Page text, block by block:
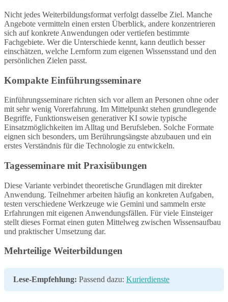
Nicht jedes Weiterbildungsformat verfolgt dasselbe Ziel. Manche
Angebote vermitteln einen ersten Überblick, andere konzentrieren
sich auf konkrete Anwendungen oder vertiefen bestimmte
Fachgebiete. Wer die Unterschiede kennt, kann deutlich besser
einschätzen, welche Lernform zum eigenen Wissensstand und den
persönlichen Zielen passt.
Kompakte Einführungsseminare
Einführungsseminare richten sich vor allem an Personen ohne oder
mit sehr wenig Vorerfahrung. Im Mittelpunkt stehen grundlegende
Begriffe, Funktionsweisen generativer KI sowie typische
Einsatzmöglichkeiten im Alltag und Berufsleben. Solche Formate
eignen sich besonders, um Berührungsängste abzubauen und ein
erstes Verständnis für die Technologie zu entwickeln.
Tagesseminare mit Praxisübungen
Diese Variante verbindet theoretische Grundlagen mit direkter
Anwendung. Teilnehmer arbeiten häufig an konkreten Aufgaben,
testen verschiedene Werkzeuge wie Gemini und sammeln erste
Erfahrungen mit eigenen Anwendungsfällen. Für viele Einsteiger
stellt dieses Format einen guten Mittelweg zwischen Wissensaufbau
und praktischer Umsetzung dar.
Mehrteilige Weiterbildungen
Lese-Empfehlung: Passend dazu: Kurierdienste